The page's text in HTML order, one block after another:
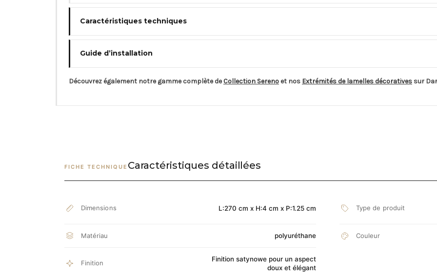
Caractéristiques techniques
Guide d’installation
Découvrez également notre gamme complète deCollection Sereno et nos Extrémités de lamelles décoratives sur
FICHE TECHNIQUE Caractéristiques détaillées
Dimensions L:270 cm x H:4 cm x P:1.25 cm Type de produit
Matériau polyuréthane Couleur
Finition
Finition satynowe pour un aspect
doux et élégant